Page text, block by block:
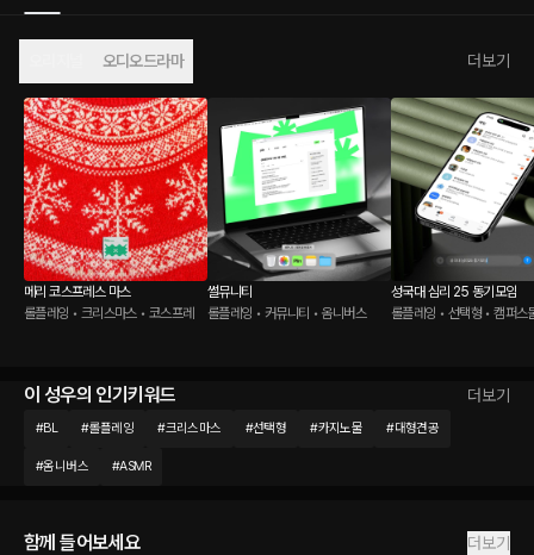
오디오드라마 더보기
메리 코스프레스 마스
롤플레잉 • 크리스마스 • 코스프레
썰뮤니티
롤플레잉 • 커뮤니티 • 옴니버스
성국대 심리 25 동기모임
롤플레잉 • 선택형 • 캠퍼스
이 성우의 인기키워드 더보기
#BL #롤플레잉 #크리스마스 #선택형 #카지노물 #대형견공
#옴니버스 #ASMR
함께 들어보세요 더보기